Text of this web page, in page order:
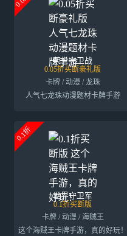
荣誉守卫战
0.05折买断豪礼版
卡牌 / 动漫 / 龙珠
人气七龙珠动漫题材卡牌手游
0.1折
世界守卫军
0.1折买断版
卡牌 / 动漫 / 海贼王
这个海贼王卡牌手游，真的好玩！